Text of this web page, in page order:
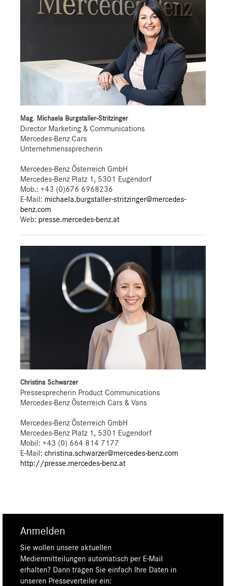
Mag. Michaela Burgstaller-Stritzinger
Director Marketing & Communications
Mercedes-Benz Cars
Unternehmenssprecherin
Mercedes-Benz Österreich GmbH
Mercedes-Benz Platz 1, 5301 Eugendorf
Mob.: +43 (0)676 6968236
E-Mail: michaela.burgstaller-stritzinger@mercedes-
benz.com
Web: presse.mercedes-benz.at
Christina Schwarzer
Pressesprecherin Product Communications
Mercedes-Benz Österreich Cars & Vans
Mercedes-Benz Österreich GmbH
Mercedes-Benz Platz 1, 5301 Eugendorf
Mobil: +43 (0) 664 814 7177
E-Mail: christina.schwarzer@mercedes-benz.com
http://presse.mercedes-benz.at
Anmelden
Sie wollen unsere aktuellen
Medienmitteilungen automatisch per E-Mail
erhalten? Dann tragen Sie einfach Ihre Daten in
unseren Presseverteiler ein: